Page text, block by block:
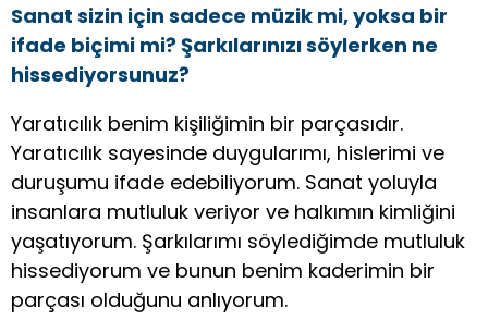
Sanat sizin için sadece müzik mi, yoksa bir
ifade biçimi mi? Şarkılarınızı söylerken ne
hissediyorsunuz?
Yaratıcılık benim kişiliğimin bir parçasıdır.
Yaratıcılık sayesinde duygularımı, hislerimi ve
duruşumu ifade edebiliyorum. Sanat yoluyla
insanlara mutluluk veriyor ve halkımın kimliğini
yaşatıyorum. Şarkılarımı söylediğimde mutluluk
hissediyorum ve bunun benim kaderimin bir
parçası olduğunu anlıyorum.